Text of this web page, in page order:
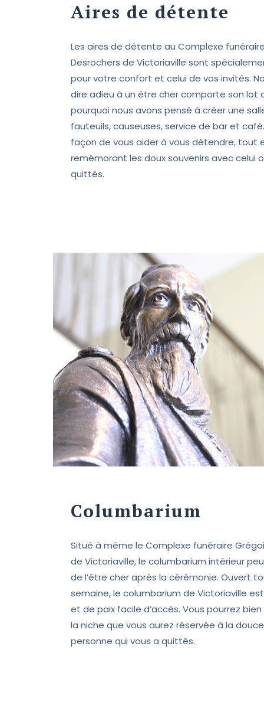
Aires de détente
Les aires de détente au Complexe
Desrochers de Victoriaville sont
pour votre confort et celui de vos invités.
dire adieu à un être cher comporte son lot
pourquoi nous avons pensé à créer une
fauteuils, causeuses, service de bar et
façon de vous aider à vous détendre, tout
remémorant les doux souvenirs avec celui
quittés.
Columbarium
Situé à même le Complexe funéraire
de Victoriaville, le columbarium intérieur
de l’être cher après la cérémonie. Ouvert
semaine, le columbarium de Victoriaville
et de paix facile d’accès. Vous pourrez
la niche que vous aurez réservée à la
personne qui vous a quittés.